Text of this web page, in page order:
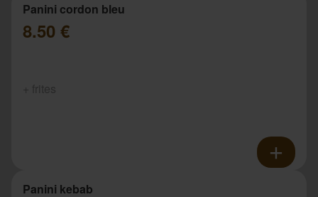
Panini cordon bleu
8.50 €
Panini kebab